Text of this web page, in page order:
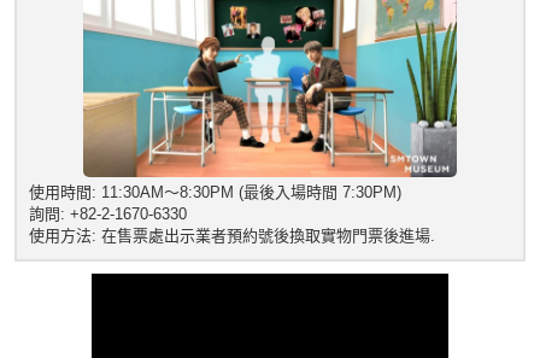
使用時間: 11:30AM～8:30PM (最後入場時間 7:30PM)
詢問: +82-2-1670-6330
使用方法: 在售票處出示業者預約號後換取實物門票後進場.